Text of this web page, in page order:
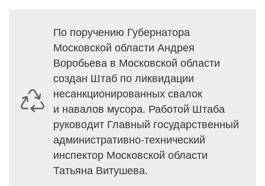
По поручению Губернатора
Московской области Андрея
Воробьева в Московской области
создан Штаб по ликвидации
несанкционированных свалок
и навалов мусора. Работой Штаба
руководит Главный государственный
административно-технический
инспектор Московской области
Татьяна Витушева.